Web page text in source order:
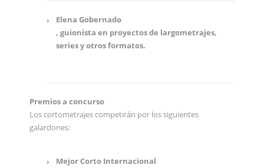
Elena Gobernado
, guionista en proyectos de largometrajes,
series y otros formatos.
Premios a concurso
Los cortometrajes competirán por los siguientes
galardones:
Mejor Corto Internacional